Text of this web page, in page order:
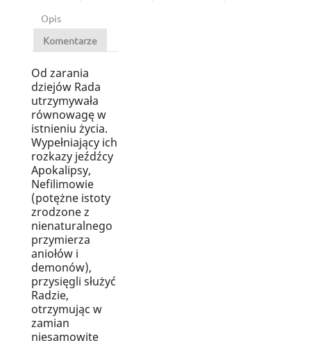
Opis
Komentarze
Od zarania
dziejów Rada
utrzymywała
równowagę w
istnieniu życia.
Wypełniający ich
rozkazy jeźdźcy
Apokalipsy,
Nefilimowie
(potężne istoty
zrodzone z
nienaturalnego
przymierza
aniołów i
demonów),
przysięgli służyć
Radzie,
otrzymując w
zamian
niesamowite